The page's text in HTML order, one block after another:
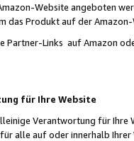
Website angeboten
das Produkt auf der
Partner-Links auf Amazon
für Ihre Website
Verantwortung für Ihre
alle auf oder innerhalb